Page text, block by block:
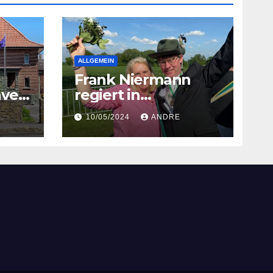
ALLGEMEIN
Frank Niermann
regiert in
Hiddingsen
10/05/2024 ANDRE